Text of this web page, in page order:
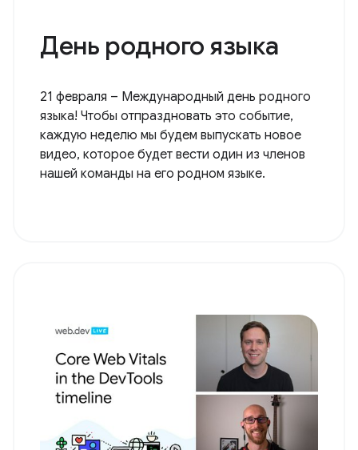
День родного языка
21 февраля – Международный день родного
языка! Чтобы отпраздновать это событие,
каждую неделю мы будем выпускать новое
видео, которое будет вести один из членов
нашей команды на его родном языке.